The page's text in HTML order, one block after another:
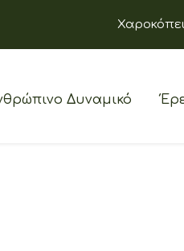
Δυναμικό